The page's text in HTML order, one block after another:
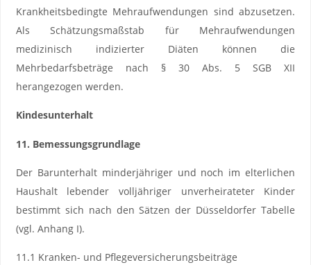
Krankheitsbedingte Mehraufwendungen sind abzusetzen.
Als Schätzungsmaßstab für Mehraufwendungen
medizinisch indizierter Diäten können die
Mehrbedarfsbeträge nach § 30 Abs. 5 SGB XII
herangezogen werden.
Kindesunterhalt
11. Bemessungsgrundlage
Der Barunterhalt minderjähriger und noch im elterlichen
Haushalt lebender volljähriger unverheirateter Kinder
bestimmt sich nach den Sätzen der Düsseldorfer Tabelle
(vgl. Anhang I).
11.1 Kranken- und Pflegeversicherungsbeiträge